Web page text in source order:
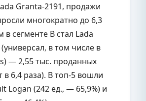
Granta-2191, продажи
многократно до 6,3
в сегменте B стал Lada
в том числе в
— 2,55 тыс. проданных
6,4 раза). В топ-5 вошли
Logan (242 ед., — 65,9%) и